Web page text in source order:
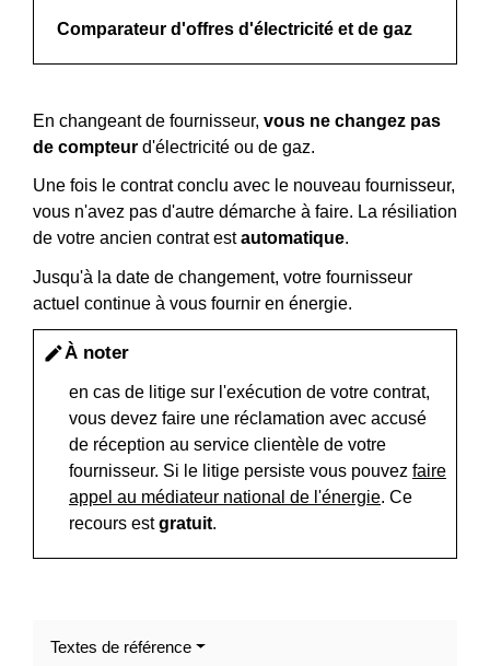
Comparateur d'offres d'électricité et de gaz
En changeant de fournisseur, vous ne changez pas
de compteur d'électricité ou de gaz.
Une fois le contrat conclu avec le nouveau fournisseur,
vous n'avez pas d'autre démarche à faire. La résiliation
de votre ancien contrat estautomatique.
Jusqu'à la date de changement, votre fournisseur
actuel continue à vous fournir en énergie.
editÀ noter
en cas de litige sur l'exécution de votre contrat,
vous devez faire une réclamation avec accusé
de réception au service clientèle de votre
fournisseur. Si le litige persiste vous pouvez faire
appel au médiateur national de l'énergie. Ce
recours estgratuit.
Textes de référence